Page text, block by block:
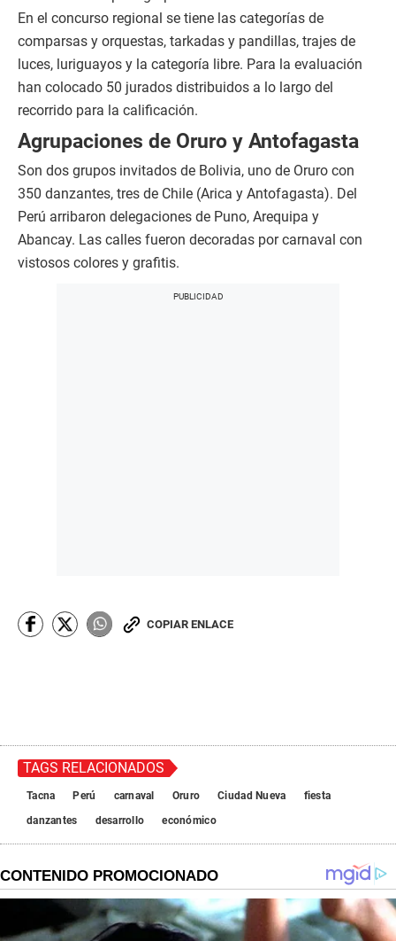
En el concurso regional se tiene las categorías de
comparsas y orquestas, tarkadas y pandillas, trajes de
luces, luriguayos y la categoría libre. Para la evaluación
han colocado 50 jurados distribuidos a lo largo del
recorrido para la calificación.
Agrupaciones de Oruro y Antofagasta
Son dos grupos invitados de Bolivia, uno de Oruro con
350 danzantes, tres de Chile (Arica y Antofagasta). Del
Perú arribaron delegaciones de Puno, Arequipa y
Abancay. Las calles fueron decoradas por carnaval con
vistosos colores y grafitis.
COPIAR ENLACE
TAGS RELACIONADOS
Tacna Perú carnaval Oruro Ciudad Nueva
fiesta
danzantes
desarrollo económico